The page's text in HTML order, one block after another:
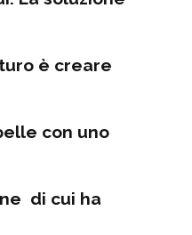
è creare
con uno
di cui ha